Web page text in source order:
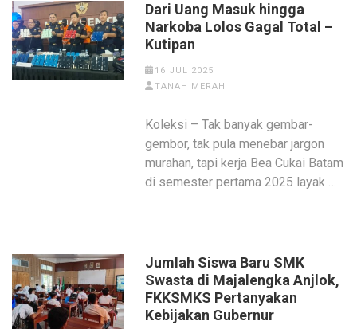
Dari Uang Masuk hingga
Narkoba Lolos Gagal Total –
Kutipan
16 JUL 2025
TANAH MERAH
Koleksi – Tak banyak gembar-
gembor, tak pula menebar jargon
murahan, tapi kerja Bea Cukai Batam
di semester pertama 2025 layak …
‎Jumlah Siswa Baru SMK
Swasta di Majalengka Anjlok,
FKKSMKS Pertanyakan
Kebijakan Gubernur